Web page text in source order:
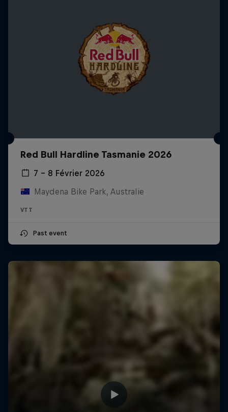
Red Bull Hardline Tasmanie 2026
7 – 8 Février 2026
Maydena Bike Park, Australie
VTT
Past event